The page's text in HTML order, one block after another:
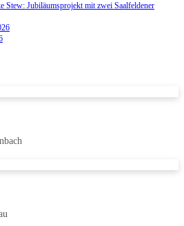
Stew: Jubiläumsprojekt mit zwei Saalfeldener